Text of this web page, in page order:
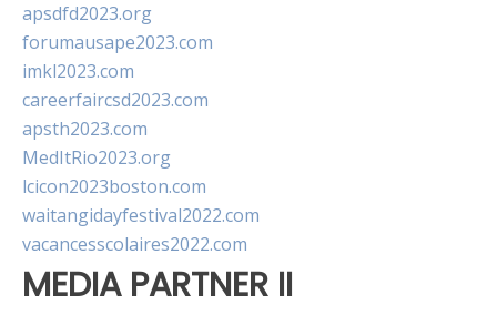
apsdfd2023.org
forumausape2023.com
imkl2023.com
careerfaircsd2023.com
apsth2023.com
MedItRio2023.org
lcicon2023boston.com
waitangidayfestival2022.com
vacancesscolaires2022.com
MEDIA PARTNER II